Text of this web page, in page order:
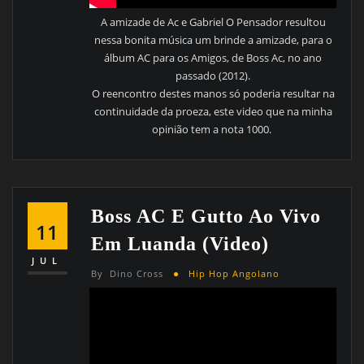
A amizade de Ac e Gabriel O Pensador resultou
nessa bonita música um brinde a amizade, para o
álbum AC para os Amigos, de Boss Ac, no ano
passado (2012).
O reencontro destes manos só poderia resultar na
continuidade da proeza, este video que na minha
opinião tem a nota 1000.
11
JUL
Boss AC E Gutto Ao Vivo
Em Luanda (Video)
By Dino Cross Hip Hop Angolano